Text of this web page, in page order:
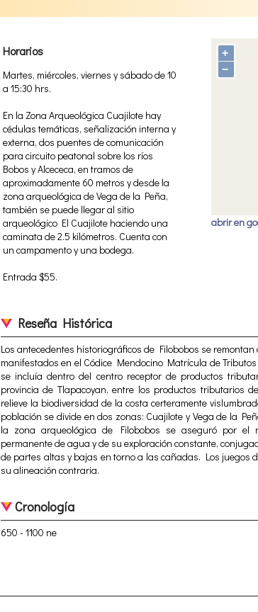
Horarios
Martes, miércoles, viernes y sábado de 10
a 15:30 hrs.
En la Zona Arqueológica Cuajilote hay
cédulas temáticas, señalización interna y
externa, dos puentes de comunicación
para circuito peatonal sobre los ríos
Bobos y Alcececa, en tramos de
aproximadamente 60 metros y desde la
zona arqueológica de Vega de la Peña,
también se puede llegar al sitio
arqueológico El Cuajilote haciendo una
caminata de 2.5 kilómetros. Cuenta con
un campamento y una bodega.
Entrada $55.
+
−
abrir en
Reseña Histórica
Los antecedentes historiográficos de Filobobos se
manifestados en el Códice Mendocino Matrícula de
se incluía dentro del centro receptor de productos
provincia de Tlapacoyan, entre los productos tributarios
relieve la biodiversidad de la costa certeramente
población se divide en dos zonas: Cuajilote y Vega de la
la zona arqueológica de Filobobos se aseguró por el
permanente de agua y de su exploración constante,
de partes altas y bajas en torno a las cañadas. Los juegos
su alineación contraria.
Cronología
650 - 1100 ne